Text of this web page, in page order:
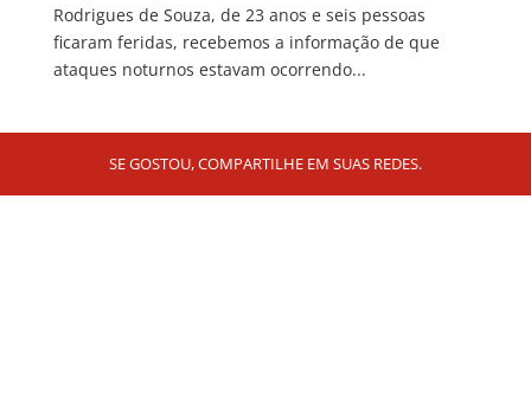
Rodrigues de Souza, de 23 anos e seis pessoas
ficaram feridas, recebemos a informação de que
ataques noturnos estavam ocorrendo...
SE GOSTOU, COMPARTILHE EM SUAS REDES.